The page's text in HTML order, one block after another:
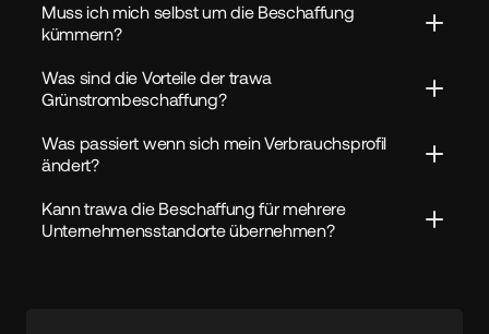
Muss ich mich selbst um die Beschaffung
kümmern?
Was sind die Vorteile der trawa
Grünstrombeschaffung?
Was passiert wenn sich mein Verbrauchsprofil
ändert?
Kann trawa die Beschaffung für mehrere
Unternehmensstandorte übernehmen?